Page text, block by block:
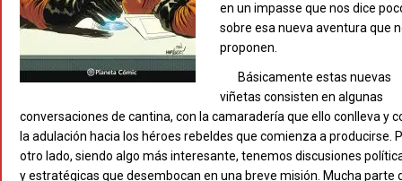
en un impasse que nos dice
sobre esa nueva aventura que
proponen.
Básicamente estas nuevas
viñetas consisten en algunas
conversaciones de cantina, con la camaradería que ello conlleva y
la adulación hacia los héroes rebeldes que comienza a producirse.
otro lado, siendo algo más interesante, tenemos discusiones
y estratégicas que desembocan en una breve misión. Mucha parte